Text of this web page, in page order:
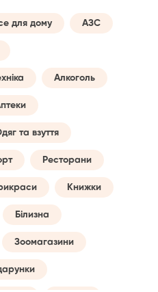
для дому АЗС
Алкоголь
та взуття
Ресторани
Книжки
Білизна
Зоомагазини